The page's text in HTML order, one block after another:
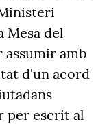
Mesa del
assumir amb
d'un acord
per escrit al